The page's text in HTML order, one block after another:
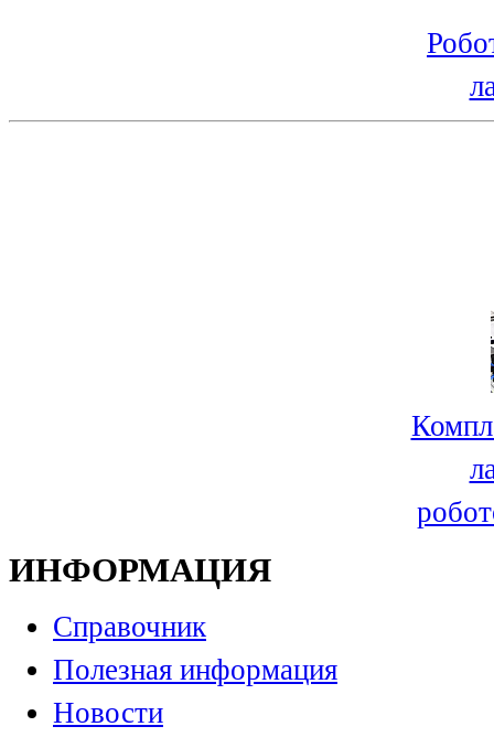
ИНФОРМАЦИЯ
Справочник
Полезная информация
Новости